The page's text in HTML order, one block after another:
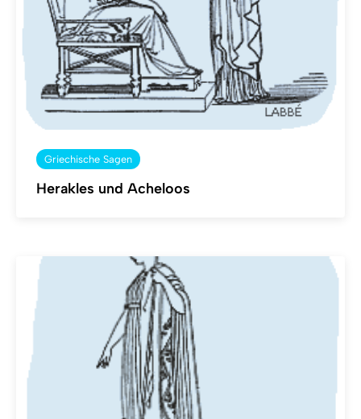
Griechische Sagen
Herakles und Acheloos